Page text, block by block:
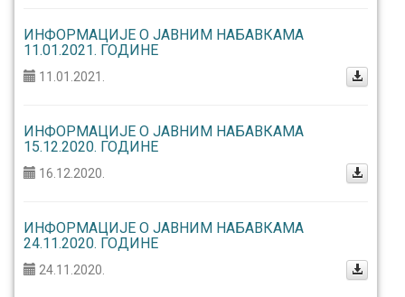
ИНФОРМАЦИЈЕ О ЈАВНИМ НАБАВКАМА
11.01.2021. ГОДИНЕ
11.01.2021.
ИНФОРМАЦИЈЕ О ЈАВНИМ НАБАВКАМА
15.12.2020. ГОДИНЕ
16.12.2020.
ИНФОРМАЦИЈЕ О ЈАВНИМ НАБАВКАМА
24.11.2020. ГОДИНЕ
24.11.2020.